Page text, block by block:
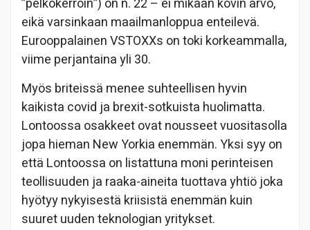
”pelkokerroin”) on n. 22 – ei mikään kovin arvo,
eikä varsinkaan maailmanloppua enteilevä.
Eurooppalainen VSTOXXs on toki korkeammalla,
viime perjantaina yli 30.
Myös briteissä menee suhteellisen hyvin
kaikista covid ja brexit-sotkuista huolimatta.
Lontoossa osakkeet ovat nousseet vuositasolla
jopa hieman New Yorkia enemmän. Yksi syy on
että Lontoossa on listattuna moni perinteisen
teollisuuden ja raaka-aineita tuottava yhtiö joka
hyötyy nykyisestä kriisistä enemmän kuin
suuret uuden teknologian yritykset.